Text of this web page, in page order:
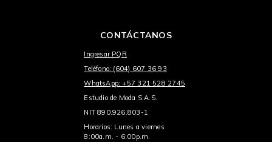
CONTÁCTANOS
Ingresar PQR
Teléfono: (604) 607 36 93
WhatsApp: +57 321 528 2745
Estudio de Moda S.A.S.
NIT 890.926.803-1
Horarios: Lunes a viernes
8:00a.m. - 6:00p.m.